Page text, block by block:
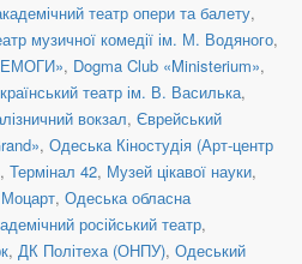
театр опери та балету,
музичної комедії ім. М. Водяного,
, Dogma Club «Ministerium»,
театр ім. В. Василька,
вокзал, Єврейський
, Одеська Кіностудія (Арт-центр
, Термінал 42, Музей цікавої науки,
, Одеська обласна
російський театр,
, ДК Політеха (ОНПУ), Одеський